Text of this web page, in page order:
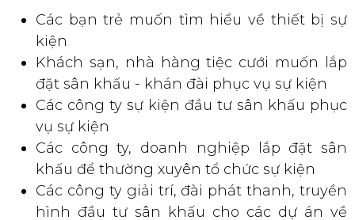
Các bạn trẻ muốn tìm hiểu về thiết bị sự
kiện
Khách sạn, nhà hàng tiệc cưới muốn lắp
đặt sân khấu - khán đài phục vụ sự kiện
Các công ty sự kiện đầu tư sân khấu phục
vụ sự kiện
Các công ty, doanh nghiệp lắp đặt sân
khấu để thường xuyên tổ chức sự kiện
Các công ty giải trí, đài phát thanh, truyền
hình đầu tư sân khấu cho các dự án về